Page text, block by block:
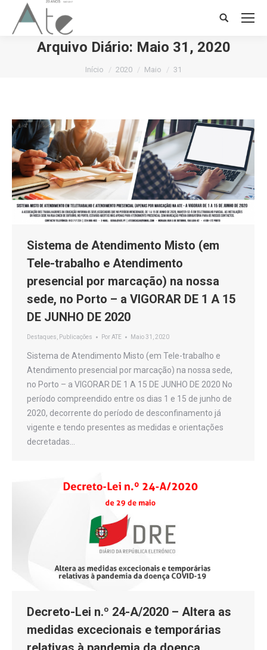
Search:
Arquivo Diário: Maio 31, 2020
Você está aqui:
Início 2020 Maio 31
Sistema de Atendimento Misto (em
Tele-trabalho e Atendimento
presencial por marcação) na nossa
sede, no Porto – a VIGORAR DE 1 A 15
DE JUNHO DE 2020
Destaques Publicações PorATE Maio 31, 2020
Sistema de Atendimento Misto (em Tele-trabalho e
Atendimento presencial por marcação) na nossa sede,
no Porto – a VIGORAR DE 1 A 15 DE JUNHO DE 2020 No
período compreendido entre os dias 1 e 15 de junho de
2020, decorrente do período de desconfinamento já
vigente e tendo presentes as medidas e orientações
decretadas…
Decreto-Lei n.º 24-A/2020 – Altera as
medidas excecionais e temporárias